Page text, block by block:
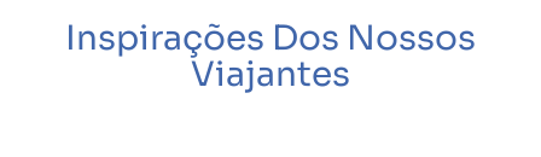
Inspirações Dos Nossos
Viajantes